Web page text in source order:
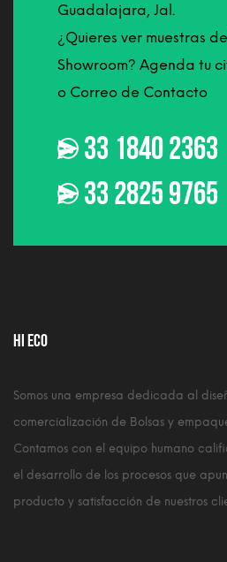
Guadalajara, Jal.
¿Quieres ver muestras
Showroom? Agenda tu
o Correo de Contacto
33 1840 2363
33 2825 9765
HI ECO
Somos una empresa dedicada al
comercialización de Bolsas y
Contamos con el equipo humano
el desarrollo de los procesos que
producto y satisfacción de nuestros